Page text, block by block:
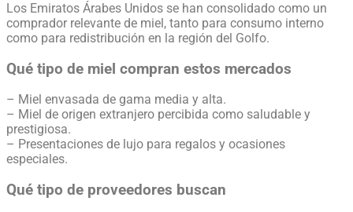
Los Emiratos Árabes Unidos se han consolidado como un
comprador relevante de miel, tanto para consumo interno
como para redistribución en la región del Golfo.
Qué tipo de miel compran estos mercados
– Miel envasada de gama media y alta.
– Miel de origen extranjero percibida como saludable y
prestigiosa.
– Presentaciones de lujo para regalos y ocasiones
especiales.
Qué tipo de proveedores buscan